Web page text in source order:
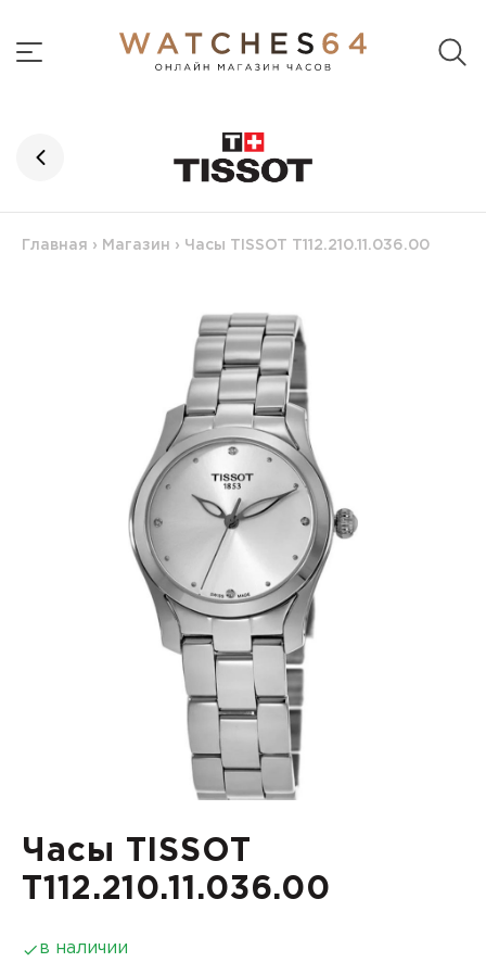
Главная › Магазин › Часы TISSOT T112.210.11.036.00
Часы TISSOT
T112.210.11.036.00
в наличии